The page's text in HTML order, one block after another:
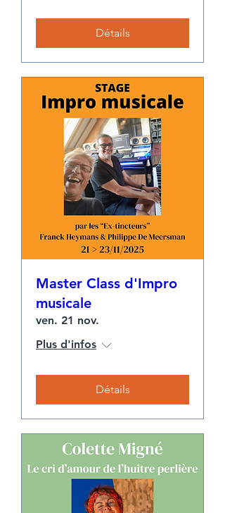
Détails
Master Class d'Impro
musicale
ven. 21 nov.
Plus d'infos
Détails